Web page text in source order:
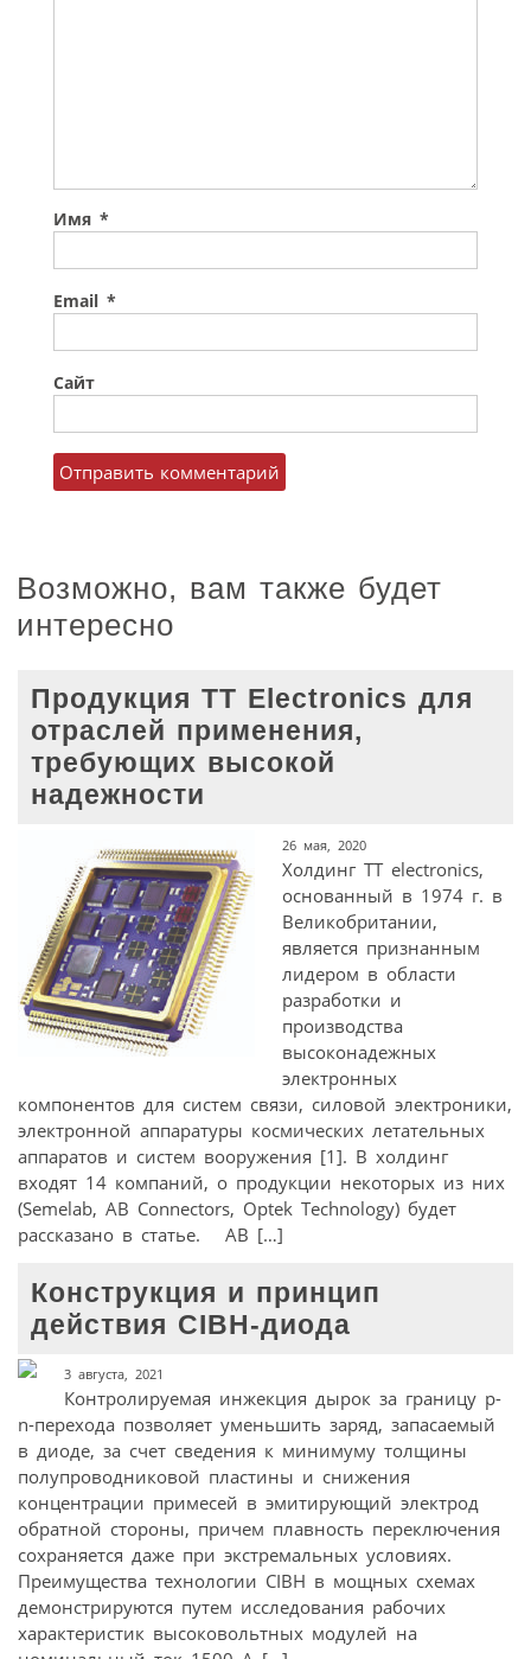
Имя *
Email *
Сайт
Возможно, вам также будет
интересно
Продукция TT Electronics для
отраслей применения,
требующих высокой
надежности
26 мая, 2020
Холдинг TT electronics,
основанный в 1974 г. в
Великобритании,
является признанным
лидером в области
разработки и
производства
высоконадежных
электронных
компонентов для систем связи, силовой электроники,
электронной аппаратуры космических летательных
аппаратов и систем вооружения [1]. В холдинг
входят 14 компаний, о продукции некоторых из них
(Semelab, AB Connectors, Optek Technology) будет
рассказано в статье. AB […]
Конструкция и принцип
действия CIBH-диода
3 августа, 2021
Контролируемая инжекция дырок за границу p-
n-перехода позволяет уменьшить заряд, запасаемый
в диоде, за счет сведения к минимуму толщины
полупроводниковой пластины и снижения
концентрации примесей в эмитирующий электрод
обратной стороны, причем плавность переключения
сохраняется даже при экстремальных условиях.
Преимущества технологии CIBH в мощных схемах
демонстрируются путем исследования рабочих
характеристик высоковольтных модулей на